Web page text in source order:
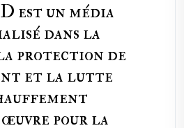
est un média
dans la
protection de
et la lutte
pour la